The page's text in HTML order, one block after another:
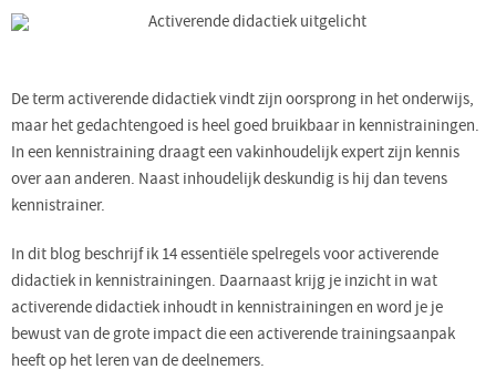
De term activerende didactiek vindt zijn oorsprong in het onderwijs,
maar het gedachtengoed is heel goed bruikbaar in kennistrainingen.
In een kennistraining draagt een vakinhoudelijk expert zijn kennis
over aan anderen. Naast inhoudelijk deskundig is hij dan tevens
kennistrainer.
In dit blog beschrijf ik 14 essentiële spelregels voor activerende
didactiek in kennistrainingen. Daarnaast krijg je inzicht in wat
activerende didactiek inhoudt in kennistrainingen en word je je
bewust van de grote impact die een activerende trainingsaanpak
heeft op het leren van de deelnemers.